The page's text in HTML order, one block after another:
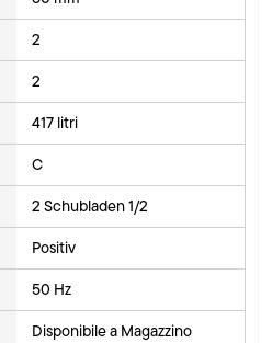
2
2
417 litri
C
2 Schubladen 1/2
Positiv
50 Hz
Disponibile a Magazzino